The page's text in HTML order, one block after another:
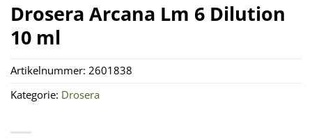
Drosera Arcana Lm 6 Dilution
10 ml
Artikelnummer: 2601838
Kategorie: Drosera